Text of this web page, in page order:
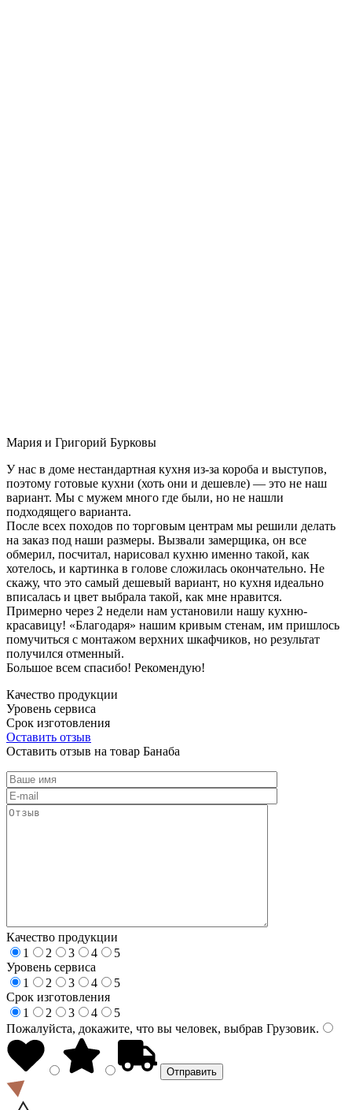
Мария и Григорий Бурковы
У нас в доме нестандартная кухня из-за короба и выступов,
поэтому готовые кухни (хоть они и дешевле) — это не наш
вариант. Мы с мужем много где были, но не нашли
подходящего варианта.
После всех походов по торговым центрам мы решили делать
на заказ под наши размеры. Вызвали замерщика, он все
обмерил, посчитал, нарисовал кухню именно такой, как
хотелось, и картинка в голове сложилась окончательно. Не
скажу, что это самый дешевый вариант, но кухня идеально
вписалась и цвет выбрала такой, как мне нравится.
Примерно через 2 недели нам установили нашу кухню-
красавицу! «Благодаря» нашим кривым стенам, им пришлось
помучиться с монтажом верхних шкафчиков, но результат
получился отменный.
Большое всем спасибо! Рекомендую!
Качество продукции
Уровень сервиса
Срок изготовления
Оставить отзыв
Оставить отзыв на товар Банаба
Качество продукции
1
2 3 4
5
Уровень сервиса
1
2 3 4
5
Срок изготовления
1
2 3 4
5
Пожалуйста, докажите, что вы человек, выбрав Грузовик.